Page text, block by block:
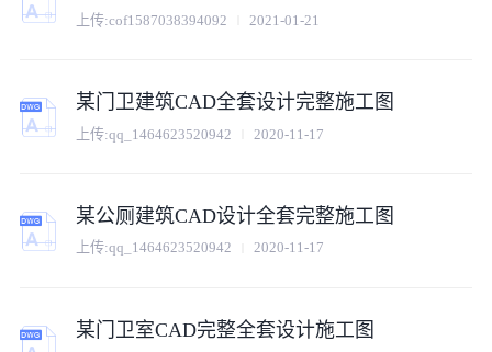
上传:cof1587038394092 2021-01-21
某门卫建筑CAD全套设计完整施工图
上传:qq_1464623520942 2020-11-17
某公厕建筑CAD设计全套完整施工图
上传:qq_1464623520942 2020-11-17
某门卫室CAD完整全套设计施工图